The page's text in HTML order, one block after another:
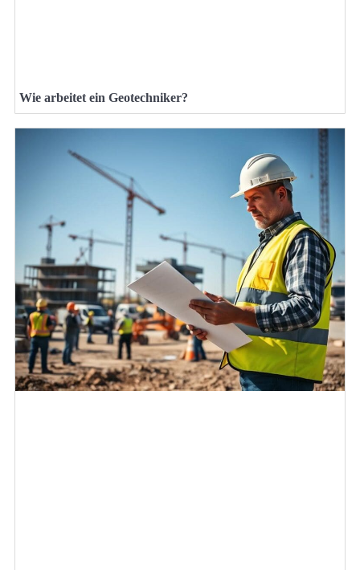
Wie arbeitet ein Geotechniker?